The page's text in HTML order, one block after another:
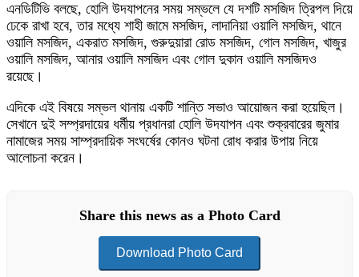
এনডিটিভি বলছে, হোলি উদযাপনের সময় সম্ভলে যে দশটি মসজিদ ত্রিপল দিয়ে
ঢেকে রাখা হবে, তার মধ্যে শাহী জামে মসজিদ, লাদানিয়া ওয়ালি মসজিদ, থানে
ওয়ালি মসজিদ, একরাত মসজিদ, গুরুদুয়ারা রোড মসজিদ, গোল মসজিদ, খাজুর
ওয়ালি মসজিদ, আনার ওয়ালি মসজিদ এবং গোল দুকান ওয়ালি মসজিদও
রয়েছে।
এদিকে এই বিষয়ে সম্ভল থানায় একটি শান্তি সভাও আয়োজন করা হয়েছিল।
সেখানে দুই সম্প্রদায়ের ধর্মীয় প্রধানরা হোলি উদযাপন এবং শুক্রবারের জুমার
নামাজের সময় সাম্প্রদায়িক সংঘর্ষের কোনও ঘটনা রোধ করার উপায় নিয়ে
আলোচনা করেন।
Share this news as a Photo Card
Download Photo Card